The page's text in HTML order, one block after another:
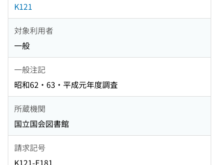
K121
対象利用者
一般
一般注記
昭和62・63・平成元年度調査
所蔵機関
国立国会図書館
請求記号
K121-E181